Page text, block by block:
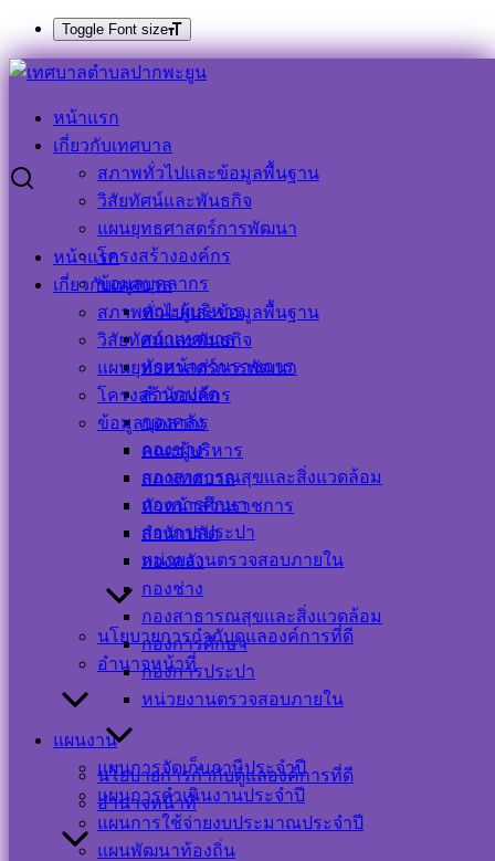
Toggle Font size
Skip
contentหน้าแรก
เกี่ยวกับเทศบาล
สภาพทั่วไปและข้อมูลพื้นฐาน
วิสัยทัศน์และพันธกิจ
แผนยุทธศาสตร์การพัฒนา
โครงสร้างองค์กร
ข้อมูลบุคลากร
คณะผู้บริหาร
สภาเทศบาล
หัวหน้าส่วนราชการ
สำนักปลัด
กองคลัง
กองช่าง
กองสาธารณสุขและสิ่งแวดล้อม
กองการศึกษา
กองการประปา
หน่วยงานตรวจสอบภายใน
นโยบายการกำกับดูแลองค์การที่ดี
อำนาจหน้าที่
แผนงาน
แผนการจัดเก็บภาษีประจำปี
แผนการดำเนินงานประจำปี
แผนการใช้จ่ายงบประมาณประจำปี
แผนพัฒนาท้องถิ่น
หน้าแรก
เกี่ยวกับเทศบาล
สภาพทั่วไปและข้อมูลพื้นฐาน
วิสัยทัศน์และพันธกิจ
แผนยุทธศาสตร์การพัฒนา
โครงสร้างองค์กร
ข้อมูลบุคลากร
คณะผู้บริหาร
สภาเทศบาล
หัวหน้าส่วนราชการ
สำนักปลัด
กองคลัง
กองช่าง
กองสาธารณสุขและสิ่งแวดล้อม
กองการศึกษา
กองการประปา
หน่วยงานตรวจสอบภายใน
นโยบายการกำกับดูแลองค์การที่ดี
อำนาจหน้าที่
ขอเชิญผู้รับบริการหรือผู้ติดต่อของเทศบาลตำบลปากพะยูน ร่วม
เป็นส่วนหนึ่งในการเมินคุณธรรมและความโปร่งใส
ขอเชิญผู้รับบริการหรือผู้ติดต่อของเทศบาล
ตำบลปากพะยูน ร่วมเป็นส่วนหนึ่งในการ
เมินคุณธรรมและความโปร่งใส
6 มีนาคม 20256 มีนาคม 2025
ตำบลปากพะยูน
ข่าวประชาสัมพันธ์
Visitor Counter
Users Today : 35
Users This Month :
Users This Year :
Who's Online : 1
Your IP Address :
216.73.216.180
Powered ByWPS Visitor